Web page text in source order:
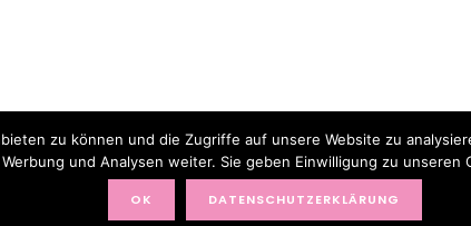
zu können und die Zugriffe auf unsere Website zu
und Analysen weiter. Sie geben Einwilligung zu
OK DATENSCHUTZERKLÄRUNG